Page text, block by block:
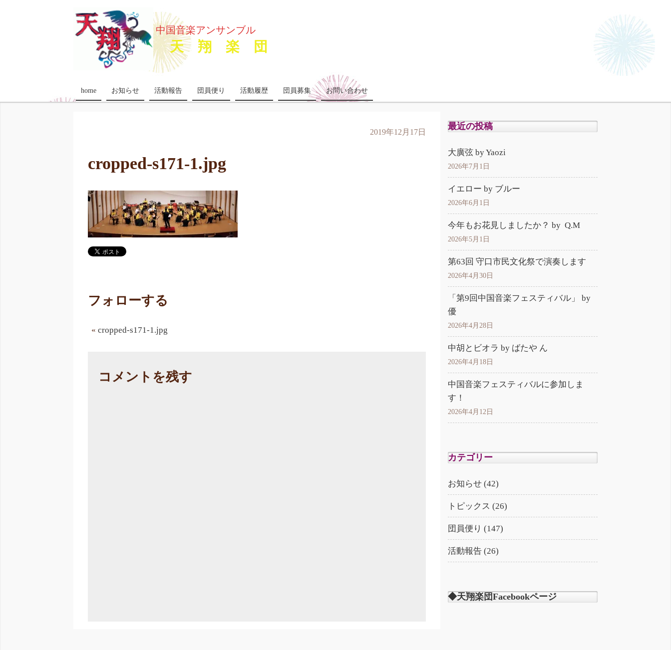
中国音楽アンサンブル
天 翔 楽 団
home お知らせ 活動報告 団員便り 活動履歴 団員募集 お問い合わせ
2019年12月17日
cropped-s171-1.jpg
フォローする
«cropped-s171-1.jpg
コメントを残す
最近の投稿
大廣弦 by Yaozi
2026年7月1日
イエロー by ブルー
2026年6月1日
今年もお花見しましたか？ by Q.M
2026年5月1日
第63回 守口市民文化祭で演奏します
2026年4月30日
「第9回中国音楽フェスティバル」 by
優
2026年4月28日
中胡とビオラ by ばたや ん
2026年4月18日
中国音楽フェスティバルに参加しま
す！
2026年4月12日
カテゴリー
お知らせ (42)
トピックス (26)
団員便り (147)
活動報告 (26)
◆天翔楽団Facebookページ